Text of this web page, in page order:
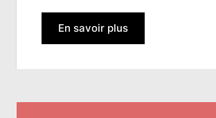
En savoir plus